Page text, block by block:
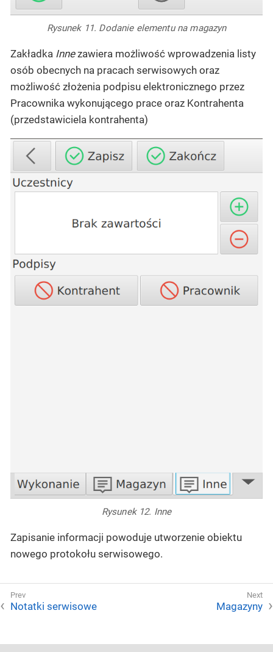
Rysunek 11. Dodanie elementu na magazyn
Zakładka Innezawiera możliwość wprowadzenia listy
osób obecnych na pracach serwisowych oraz
możliwość złożenia podpisu elektronicznego przez
Pracownika wykonującego prace oraz Kontrahenta
(przedstawiciela kontrahenta)
Rysunek 12. Inne
Zapisanie informacji powoduje utworzenie obiektu
nowego protokołu serwisowego.
Notatki serwisowe Magazyny